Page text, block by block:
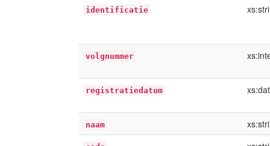
identificatie
volgnummer
registratiedatum
naam